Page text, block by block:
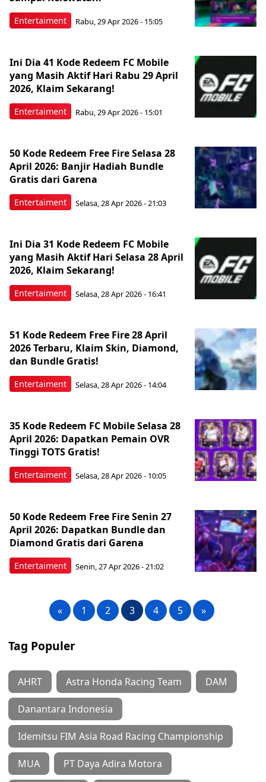
Entertaiment Rabu, 29 Apr 2026 - 15:05
Entertaiment
Ini Dia 41 Kode Redeem FC Mobile
yang Masih Aktif Hari Rabu 29 April
2026, Klaim Sekarang!
Rabu, 29 Apr 2026 - 15:01
Entertaiment
50 Kode Redeem Free Fire Selasa 28
April 2026: Banjir Hadiah Bundle
Gratis dari Garena
Selasa, 28 Apr 2026 - 21:03
Entertaiment
Ini Dia 31 Kode Redeem FC Mobile
yang Masih Aktif Hari Selasa 28 April
2026, Klaim Sekarang!
Selasa, 28 Apr 2026 - 16:41
Entertaiment
51 Kode Redeem Free Fire 28 April
2026 Terbaru, Klaim Skin, Diamond,
dan Bundle Gratis!
Selasa, 28 Apr 2026 - 14:04
Entertaiment
35 Kode Redeem FC Mobile Selasa 28
April 2026: Dapatkan Pemain OVR
Tinggi TOTS Gratis!
Selasa, 28 Apr 2026 - 10:05
Entertaiment
50 Kode Redeem Free Fire Senin 27
April 2026: Dapatkan Bundle dan
Diamond Gratis dari Garena
Senin, 27 Apr 2026 - 21:02
« 1 2 3 4 5 »
Tag Populer
AHRT Astra Honda Racing Team DAM
Danantara Indonesia
Idemitsu FIM Asia Road Racing Championship
MUA PT Daya Adira Motora